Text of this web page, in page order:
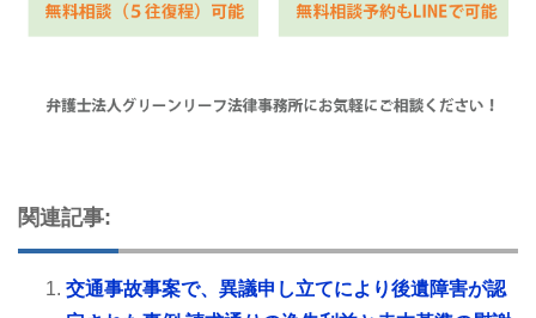
関連記事:
交通事故事案で、異議申し立てにより後遺障害が認